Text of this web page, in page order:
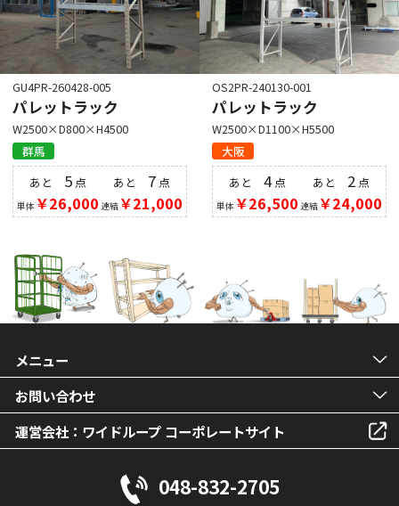
GU4PR-260428-005
パレットラック
W2500×D800×H4500
群馬
あと 5 点
単体 ￥26,000
あと 7点
連結￥21,000
OS2PR-240130-001
パレットラック
W2500×D1100×H5500
大阪
あと4点
単体 ￥26,500
あと 2点
連結￥24,000
メニュー
お問い合わせ
運営会社：ワイドループ コーポレートサイト
048-832-2705